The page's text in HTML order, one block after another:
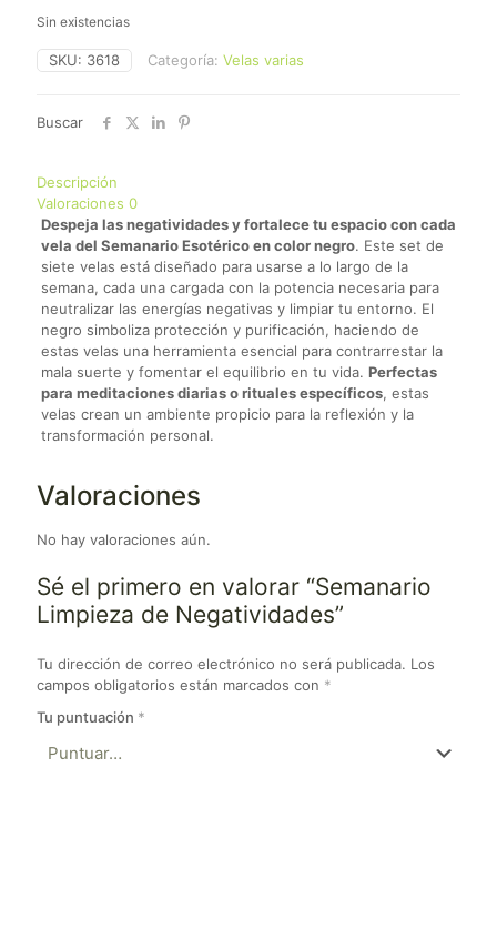
Sin existencias
SKU: 3618 Categoría: Velas varias
Buscar
Descripción
Valoraciones 0
Despeja las negatividades y fortalece tu espacio con cada
vela del Semanario Esotérico en color negro. Este set de
siete velas está diseñado para usarse a lo largo de la
semana, cada una cargada con la potencia necesaria para
neutralizar las energías negativas y limpiar tu entorno. El
negro simboliza protección y purificación, haciendo de
estas velas una herramienta esencial para contrarrestar la
mala suerte y fomentar el equilibrio en tu vida. Perfectas
para meditaciones diarias o rituales específicos, estas
velas crean un ambiente propicio para la reflexión y la
transformación personal.
Valoraciones
No hay valoraciones aún.
Sé el primero en valorar “Semanario
Limpieza de Negatividades”
Tu dirección de correo electrónico no será publicada. Los
campos obligatorios están marcados con *
Tu puntuación *